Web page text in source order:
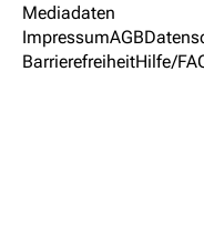
Mediadaten
ImpressumAGB
BarrierefreiheitHilfe/